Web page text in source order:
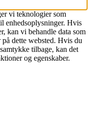
vi teknologier som
enhedsoplysninger. Hvis
kan vi behandle data som
dette websted. Hvis du
tilbage, kan det
og egenskaber.